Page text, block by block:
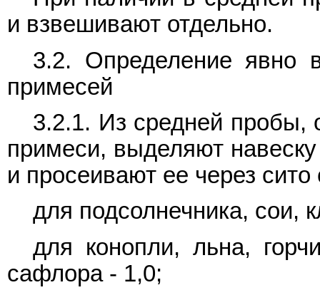
и взвешивают отдельно.
3.2. Определение явно
примесей
3.2.1. Из средней пробы,
примеси, выделяют
и просеивают ее через
для подсолнечника, сои,
для конопли, льна,
сафлора - 1,0;